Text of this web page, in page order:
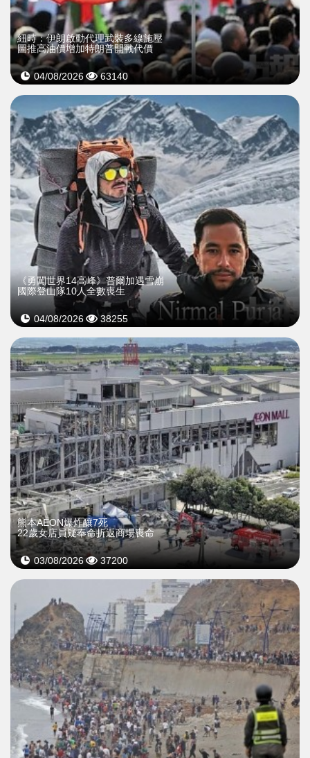
紐時：伊朗啟動代理武裝多線施壓
圖推高油價增加特朗普開戰代價
04/08/2026 63140
《勇闖世界14高峰》普爾加遇雪崩
國際登山隊10人全數喪生
04/08/2026 38255
熊本AEON爆炸釀7死
22歲女店員疑奉命折返商場喪命
03/08/2026 37200